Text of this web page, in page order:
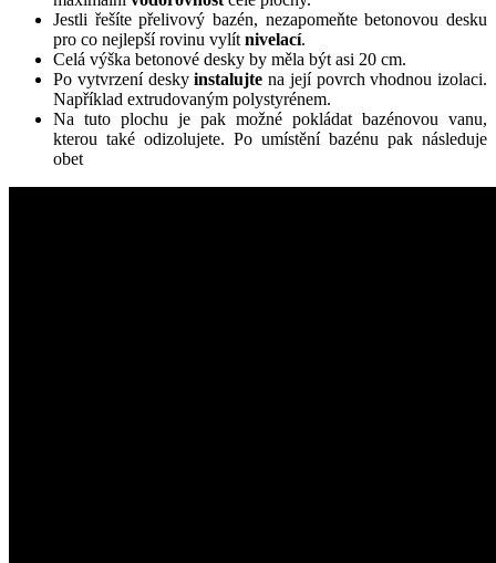
Jestli řešíte přelivový bazén, nezapomeňte betonovou desku
pro co nejlepší rovinu vylít nivelací.
Celá výška betonové desky by měla být asi 20 cm.
Po vytvrzení deskyinstalujte na její povrch vhodnou izolaci.
Například extrudovaným polystyrénem.
Na tuto plochu je pak možné pokládat bazénovou vanu,
kterou také odizolujete. Po umístění bazénu pak následuje
obet